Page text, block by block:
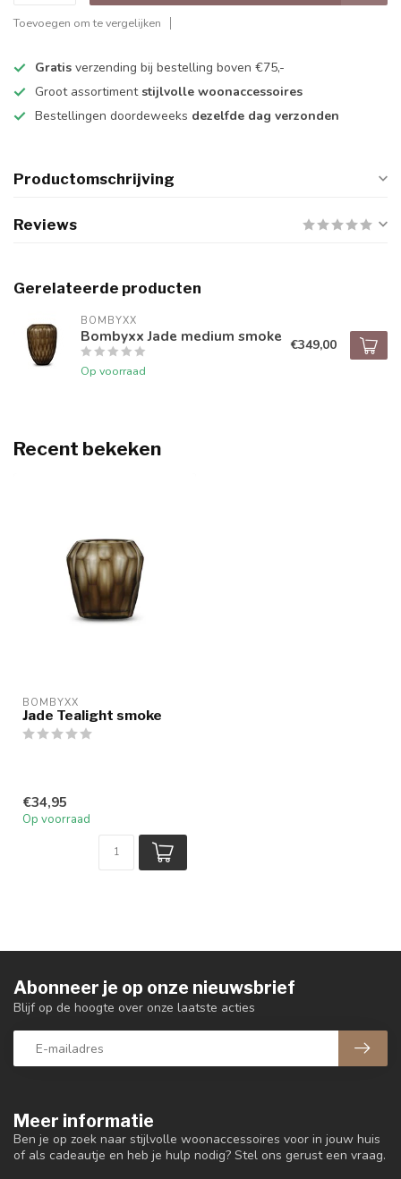
Toevoegen om te vergelijken
Gratis verzending bij bestelling boven €75,-
Groot assortiment stijlvolle woonaccessoires
Bestellingen doordeweeks dezelfde dag verzonden
Productomschrijving
Reviews
Gerelateerde producten
BOMBYXX
Bombyxx Jade medium smoke
Op voorraad
€349,00
Recent bekeken
BOMBYXX
Jade Tealight smoke
€34,95
Op voorraad
Meer informatie
Ben je op zoek naar stijlvolle woonaccessoires voor in jouw huis
of als cadeautje en heb je hulp nodig? Stel ons gerust een vraag.
Abonneer je op onze nieuwsbrief
Blijf op de hoogte over onze laatste acties